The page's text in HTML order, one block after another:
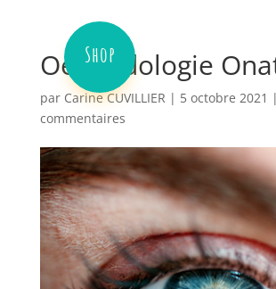
Shop
Oeil Iridologie
par Carine CUVILLIER | 5 octobre 2021 |
commentaires